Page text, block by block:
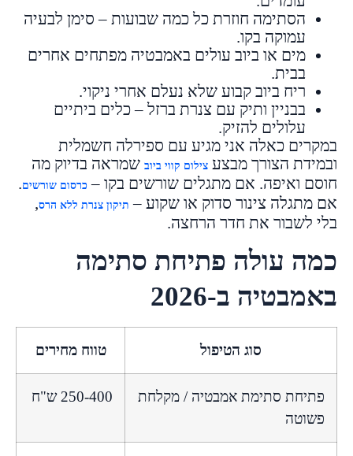
הסתימה חוזרת כל כמה שבועות – סימן לבעיה
עמוקה בקו.
מים או ביוב עולים באמבטיה מפתחים אחרים
בבית.
ריח ביוב קבוע שלא נעלם אחרי ניקוי.
בבניין ותיק עם צנרת ברזל – כלים ביתיים
עלולים להזיק.
במקרים כאלה אני מגיע עם ספירלה חשמלית
ובמידת הצורך מבצע צילום קווי ביובשמראה בדיוק מה
חוסם ואיפה. אם מתגלים שורשים בקו – כרסום שורשים.
אם מתגלה צינור סדוק או שקוע – תיקון צנרת ללא הרס,
בלי לשבור את חדר הרחצה.
כמה עולה פתיחת סתימה
באמבטיה ב-2026
סוג הטיפול טווח מחירים
פתיחת סתימת אמבטיה / מקלחת
פשוטה
250-400 ש"ח